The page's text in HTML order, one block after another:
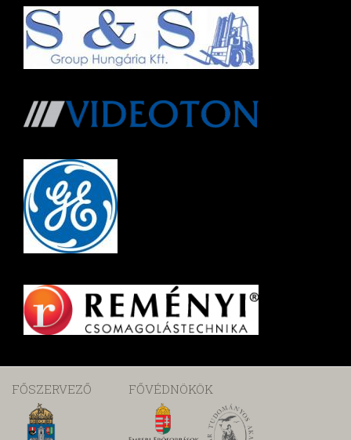
FŐSZERVEZŐ FŐVÉDNÖKÖK